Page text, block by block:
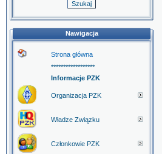
Nawigacja
Strona główna
******************
Informacje PZK
Organizacja PZK
Władze Związku
Członkowie PZK